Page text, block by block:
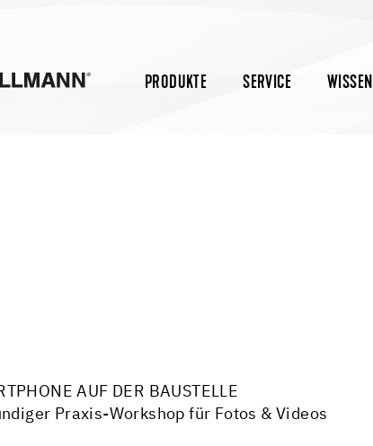
PRODUKTE SERVICE WISSEN
AUF DER BAUSTELLE
Praxis-Workshop für Fotos & Videos